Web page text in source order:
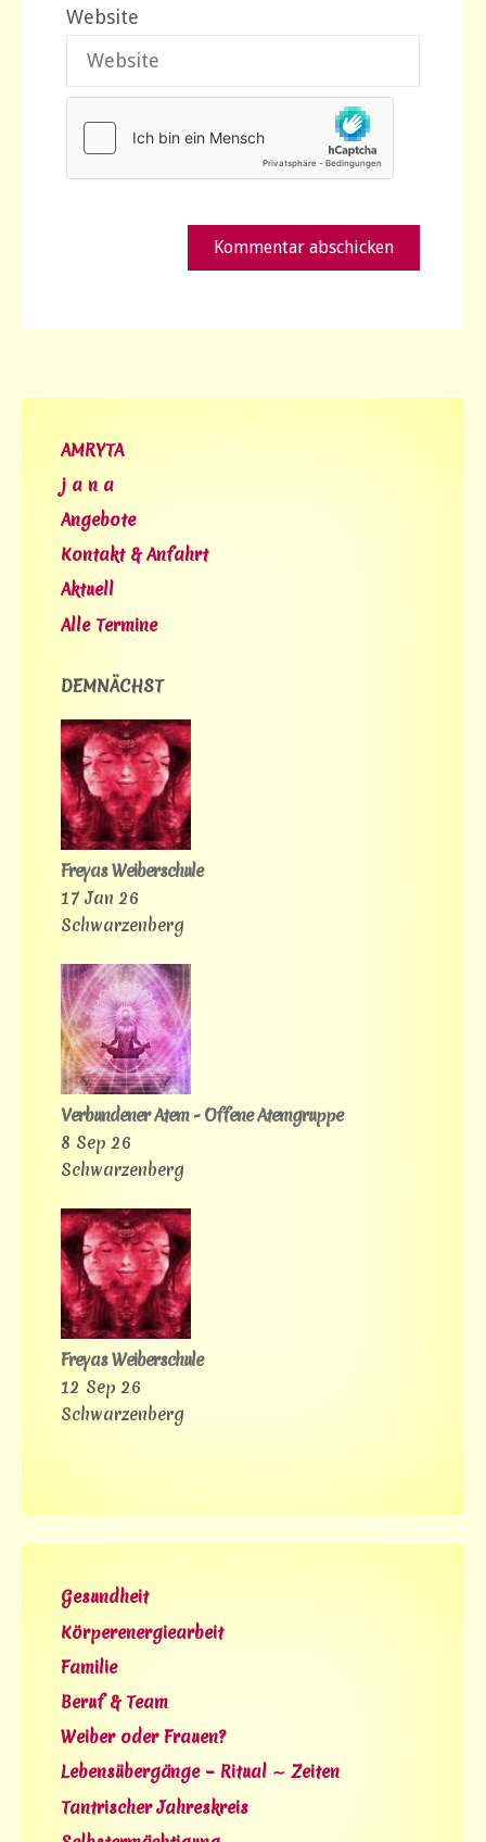
Website
AMRYTA
j a n a
Angebote
Kontakt & Anfahrt
Aktuell
Alle Termine
DEMNÄCHST
Freyas Weiberschule
17 Jan 26
Schwarzenberg
Verbundener Atem - Offene Atemgruppe
8 Sep 26
Schwarzenberg
Freyas Weiberschule
12 Sep 26
Schwarzenberg
Gesundheit
Körperenergiearbeit
Familie
Beruf & Team
Weiber oder Frauen?
Lebensübergänge – Ritual ∼ Zeiten
Tantrischer Jahreskreis